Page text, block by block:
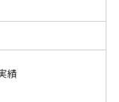
績